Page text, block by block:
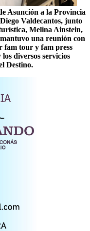
Asunción a la Provincia
Valdecantos, junto
Melina Ainstein,
una reunión con
fam tour y fam press
diversos servicios
Destino.